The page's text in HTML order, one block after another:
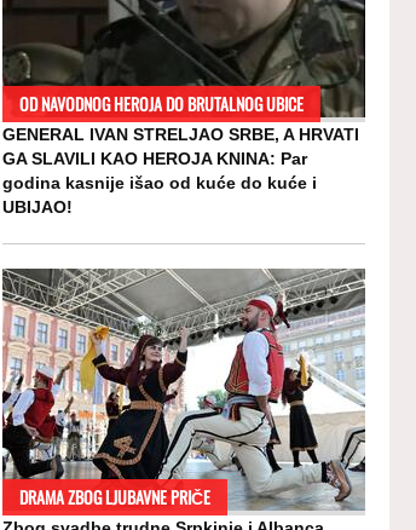
OD NAVODNOG HEROJA DO BRUTALNOG UBICE
GENERAL IVAN STRELJAO SRBE, A HRVATI
GA SLAVILI KAO HEROJA KNINA: Par
godina kasnije išao od kuće do kuće i
UBIJAO!
DRAMA ZBOG LJUBAVNE PRIČE